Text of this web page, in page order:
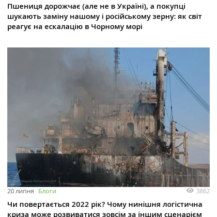
Пшениця дорожчає (але не в Україні), а покупці
шукають заміну нашому і російському зерну: як світ
реагує на ескалацію в Чорному морі
20 липня Блоги 3862
Чи повертається 2022 рік? Чому нинішня логістична
криза може розвиватися зовсім за іншим сценарієм